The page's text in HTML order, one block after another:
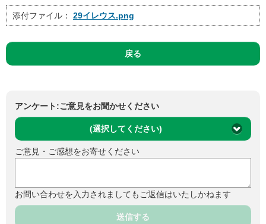
添付ファイル： 29イレウス.png
戻る
アンケート:ご意見をお聞かせください
(選択してください)
ご意見・ご感想をお寄せください
お問い合わせを入力されましてもご返信はいたしかねます
送信する